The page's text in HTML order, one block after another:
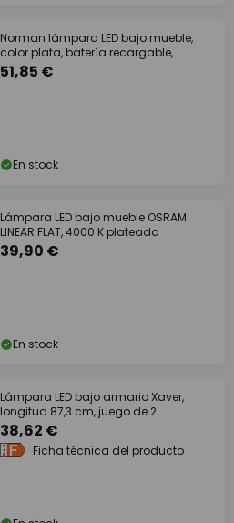
Norman lámpara LED bajo mueble,
color plata, batería recargable,
sensor,
51,85 €
En stock
Lámpara LED bajo mueble OSRAM
LINEAR FLAT, 4000 K plateada
39,90 €
En stock
Lámpara LED bajo armario Xaver,
longitud 87,3 cm, juego de 2
unidades, 4000 K
38,62 €
Ficha técnica del producto